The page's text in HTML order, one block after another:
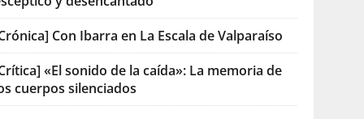
Con Ibarra en La Escala de Valparaíso
«El sonido de la caída»: La memoria de
cuerpos silenciados